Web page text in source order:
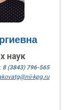
наук
8 (3843) 796-565
kpg.ru